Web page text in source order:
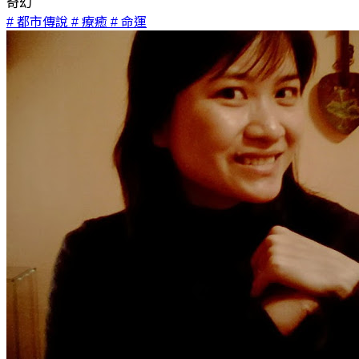
奇幻
# 都市傳說 # 療癒 # 命運